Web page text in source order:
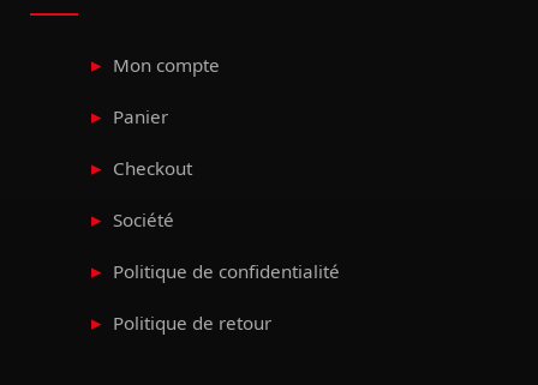
Mon compte
Panier
Checkout
Société
Politique de confidentialité
Politique de retour